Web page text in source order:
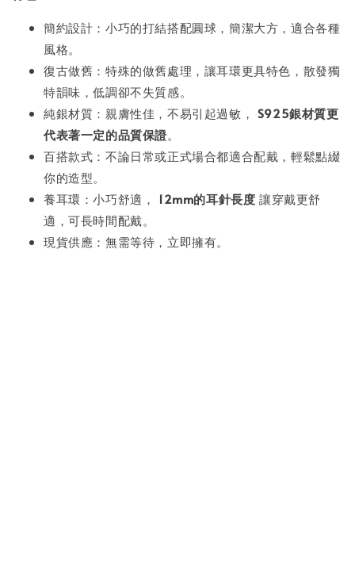
簡約設計：小巧的打結搭配圓球，簡潔大方，適合各種
風格。
復古做舊：特殊的做舊處理，讓耳環更具特色，散發獨
特韻味，低調卻不失質感。
純銀材質：親膚性佳，不易引起過敏， S925銀材質更
代表著一定的品質保證。
百搭款式：不論日常或正式場合都適合配戴，輕鬆點綴
你的造型。
養耳環：小巧舒適， 12mm的耳針長度 讓穿戴更舒
適，可長時間配戴。
現貨供應：無需等待，立即擁有。